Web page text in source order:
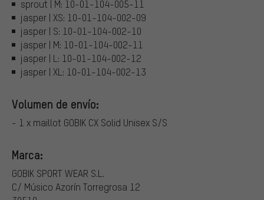
sprout | M: 10-01-104-005-11
jasper | XS: 10-01-104-002-09
jasper | S: 10-01-104-002-10
jasper | M: 10-01-104-002-11
jasper | L: 10-01-104-002-12
jasper | XL: 10-01-104-002-13
Volumen de envío:
- 1 x maillot GOBIK CX Solid Unisex S/S
Marca:
GOBIK SPORT WEAR S.L.
C/ Músico Azorín Torregrosa 12